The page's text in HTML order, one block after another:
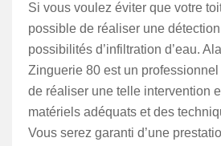
Si vous voulez éviter que votre
possible de réaliser une
possibilités d’infiltration d’eau.
Zinguerie 80 est un
de réaliser une telle intervention
matériels adéquats et des
Vous serez garanti d’une